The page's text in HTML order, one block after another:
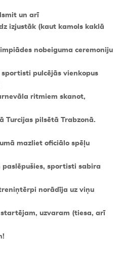
un arī
izjustāk (kaut kamols kaklā
nobeiguma ceremoniju
pulcējās vienkopus
ritmiem skanot,
Turcijas pilsētā Trabzonā.
mazliet oficiālo spēļu
paslēpušies, sportisti sabira
norādīja uz viņu
uzvaram (tiesa, arī